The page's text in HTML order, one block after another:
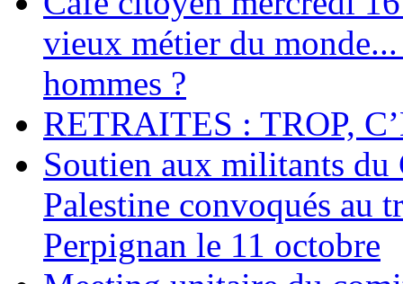
vieux métier du
hommes ?
RETRAITES : TROP,
Soutien aux militants
Palestine convoqués au
Perpignan le 11 octobre